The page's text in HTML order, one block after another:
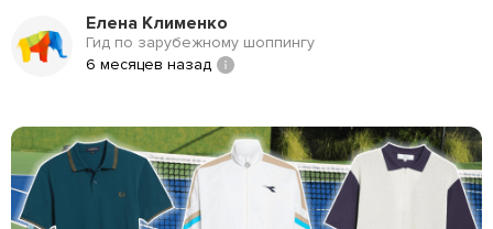
Елена Клименко
Гид по зарубежному шоппингу
6 месяцев назад